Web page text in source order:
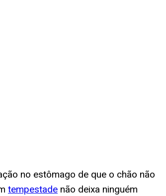
no estômago de que o chão não
tempestade não deixa ninguém